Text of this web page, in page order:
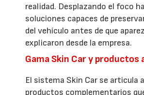
realidad. Desplazando el foco
soluciones capaces de
del vehículo antes de que
explicaron desde la empresa.
Gama Skin Car y productos
El sistema Skin Car se articula
productos complementarios